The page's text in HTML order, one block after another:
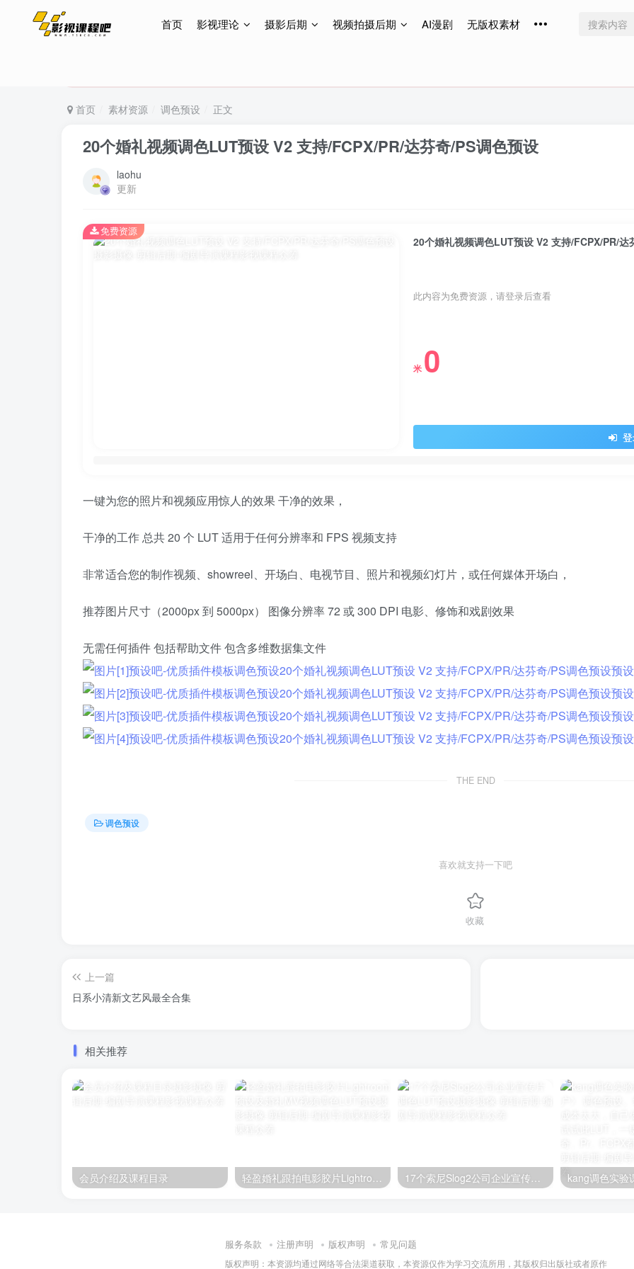
首页 影视理论 摄影后期 视频拍摄后期 AI漫剧 无版权素材
特惠终身会员299元，网站所有内容都可观看，终身免费更新
首页 素材资源 调色预设 正文
20个婚礼视频调色LUT预设 V2 支持/FCPX/PR/达芬奇/PS调色预设
laohu
更新
20个婚礼视频调色LUT预设 V2 支持/FCPX/PR/达
此内容为免费资源，请登录后查看
米 0
免费资源
一键为您的照片和视频应用惊人的效果 干净的效果，
干净的工作 总共 20 个 LUT 适用于任何分辨率和 FPS 视频支持
非常适合您的制作视频、showreel、开场白、电视节目、照片和视频幻灯片，或任何媒体开场白，
推荐图片尺寸（2000px 到 5000px） 图像分辨率 72 或 300 DPI 电影、修饰和戏剧效果
无需任何插件 包括帮助文件 包含多维数据集文件
THE END
调色预设
喜欢就支持一下吧
收藏
上一篇
日系小清新文艺风最全合集
相关推荐
会员介绍及课程目录 轻盈婚礼跟拍电影胶片Lightroom预设及婚礼MV视频调色LUT预设 17个索尼Slog2公司企业宣传片调色LUT预设
服务条款 注册声明 版权声明 常见问题
版权声明：本资源均通过网络等合法渠道获取，本资源仅作为学习交流所用，其版权归出版社或者原作